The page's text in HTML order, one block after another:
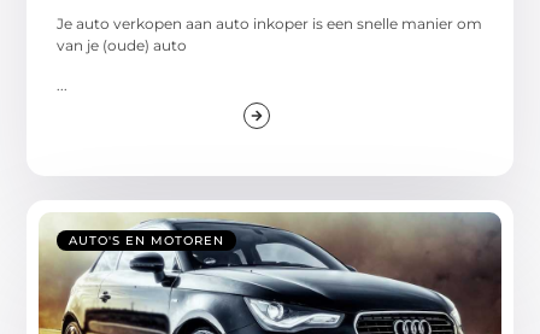
Je auto verkopen aan auto inkoper is een snelle manier om
van je (oude) auto
AUTO'S EN MOTOREN